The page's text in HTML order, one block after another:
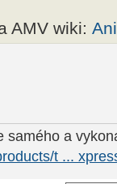
AMV wiki:
samého a
t ...